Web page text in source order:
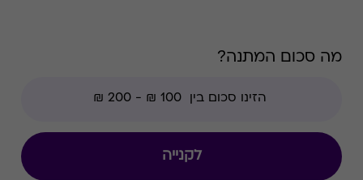
מה סכום המתנה?
לקנייה